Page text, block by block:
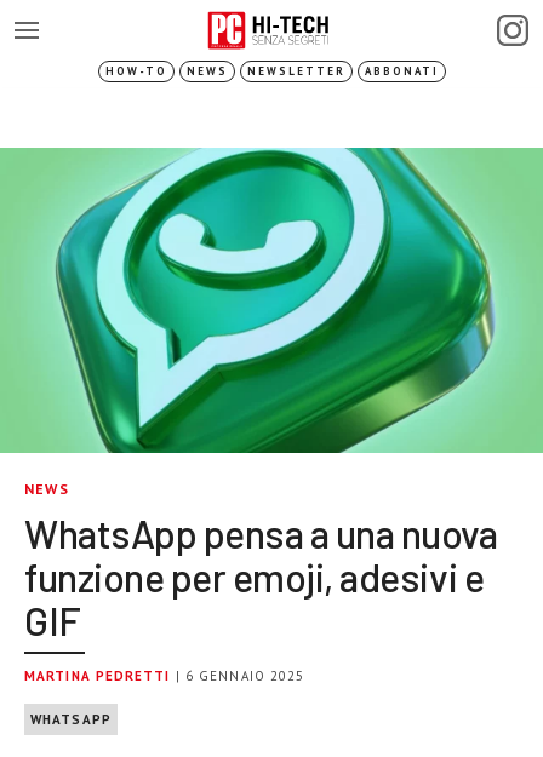
HOW-TO NEWS NEWSLETTER ABBONATI
NEWS
WhatsApp pensa a una nuova
funzione per emoji, adesivi e
GIF
MARTINA PEDRETTI | 6 GENNAIO 2025
WHATSAPP